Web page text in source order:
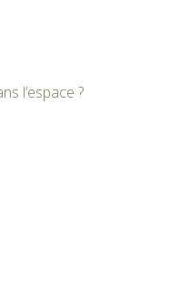
l’espace ?